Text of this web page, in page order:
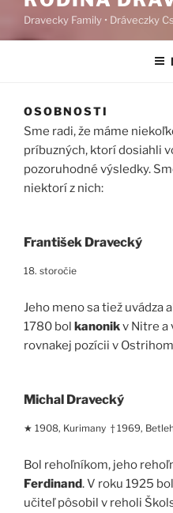
Dravecky Family • Dráveczky
OSOBNOSTI
Sme radi, že máme
príbuzných, ktorí dosiahli
pozoruhodné výsledky.
niektorí z nich:
František Dravecký
18. storočie
Jeho meno sa tiež uvádza
1780 bol kanonikv Nitre a
rovnakej pozícii v
Michal Dravecký
★ 1908, Kurimany † 1969,
Bol rehoľníkom, jeho
Ferdinand. V roku 1925
učiteľ pôsobil v reholi